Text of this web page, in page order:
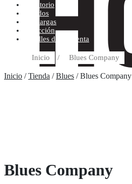
Escritorio
Pedidos
Descargas
Dirección
Detalles de la cuenta
Inicio / Blues Company
Inicio /Tienda /Blues / Blues Company
Blues Company